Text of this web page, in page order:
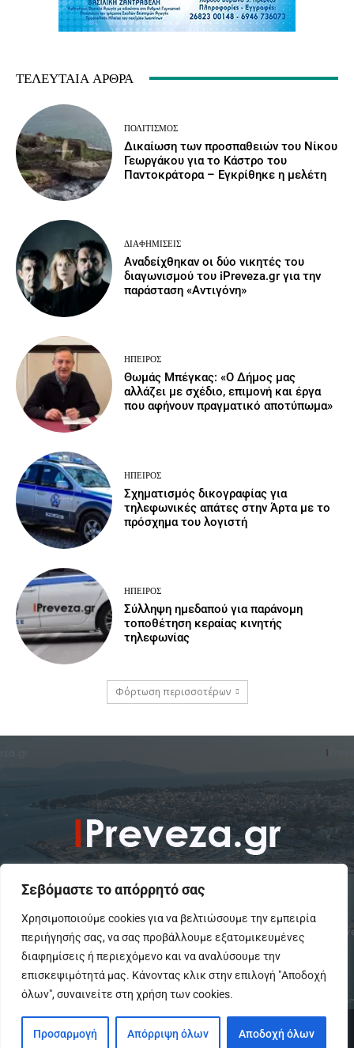
Σεβόμαστε το απόρρητό σας
Χρησιμοποιούμε cookies για να βελτιώσουμε την εμπειρία
περιήγησής σας, να σας προβάλλουμε εξατομικευμένες
διαφημίσεις ή περιεχόμενο και να αναλύσουμε την
επισκεψιμότητά μας. Κάνοντας κλικ στην επιλογή "Αποδοχή
όλων", συναινείτε στη χρήση των cookies.
Προσαρμογή Απόρριψη όλων Αποδοχή όλων
ΤΕΛΕΥΤΑΊΑ ΆΡΘΡΑ
ΠΟΛΙΤΙΣΜΌΣ
Δικαίωση των προσπαθειών του Νίκου
Γεωργάκου για το Κάστρο του
Παντοκράτορα – Εγκρίθηκε η μελέτη
ΔΙΑΦΗΜΊΣΕΙΣ
Αναδείχθηκαν οι δύο νικητές του
διαγωνισμού του iPreveza.gr για την
παράσταση «Αντιγόνη»
ΉΠΕΙΡΟΣ
Θωμάς Μπέγκας: «Ο Δήμος μας
αλλάζει με σχέδιο, επιμονή και έργα
που αφήνουν πραγματικό αποτύπωμα»
ΉΠΕΙΡΟΣ
Σχηματισμός δικογραφίας για
τηλεφωνικές απάτες στην Άρτα με το
πρόσχημα του λογιστή
ΉΠΕΙΡΟΣ
Σύλληψη ημεδαπού για παράνομη
τοποθέτηση κεραίας κινητής
τηλεφωνίας
Φόρτωση περισσοτέρων
To IPreveza.gr είναι μια σύγχρονη ενημερωτική ιστοσελίδα για την
Πρέβεζα, Πάργα, Φιλιππιάδα και την Ήπειρο σε θέματα Κοινωνικά,
Πολιτικά, Αθλητικά και Πολιτιστικά.
Home
Κοινωνία Ήπειρος Πολιτική
GoSports.gr